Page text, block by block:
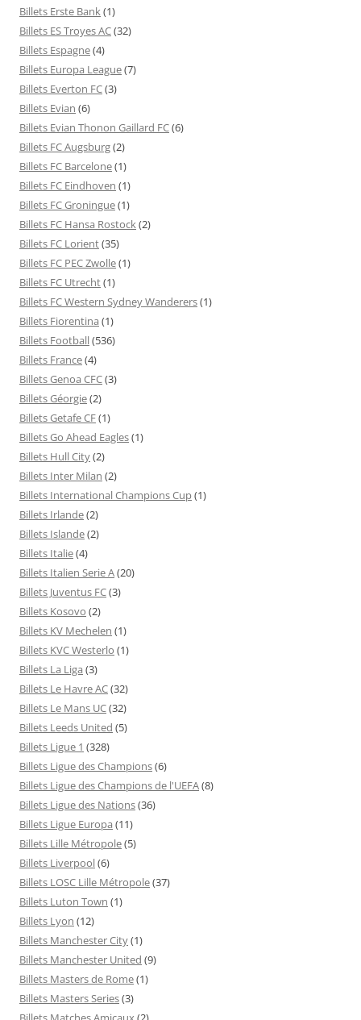
Billets Erste Bank(1)
Billets ES Troyes AC(32)
Billets Espagne(4)
Billets Europa League(7)
Billets Everton FC(3)
Billets Evian (6)
Billets Evian Thonon Gaillard FC(6)
Billets FC Augsburg(2)
Billets FC Barcelone(1)
Billets FC Eindhoven (1)
Billets FC Groningue(1)
Billets FC Hansa Rostock(2)
Billets FC Lorient(35)
Billets FC PEC Zwolle(1)
Billets FC Utrecht(1)
Billets FC Western Sydney Wanderers(1)
Billets Fiorentina (1)
Billets Football(536)
Billets France(4)
Billets Genoa CFC(3)
Billets Géorgie(2)
Billets Getafe CF(1)
Billets Go Ahead Eagles(1)
Billets Hull City(2)
Billets Inter Milan (2)
Billets International Champions Cup(1)
Billets Irlande(2)
Billets Islande(2)
Billets Italie(4)
Billets Italien Serie A(20)
Billets Juventus FC(3)
Billets Kosovo (2)
Billets KV Mechelen (1)
Billets KVC Westerlo (1)
Billets La Liga (3)
Billets Le Havre AC(32)
Billets Le Mans UC(32)
Billets Leeds United (5)
Billets Ligue 1 (328)
Billets Ligue des Champions(6)
Billets Ligue des Champions de l'UEFA(8)
Billets Ligue des Nations(36)
Billets Ligue Europa (11)
Billets Lille Métropole(5)
Billets Liverpool(6)
Billets LOSC Lille Métropole(37)
Billets Luton Town (1)
Billets Lyon (12)
Billets Manchester City(1)
Billets Manchester United (9)
Billets Masters de Rome(1)
Billets Masters Series(3)